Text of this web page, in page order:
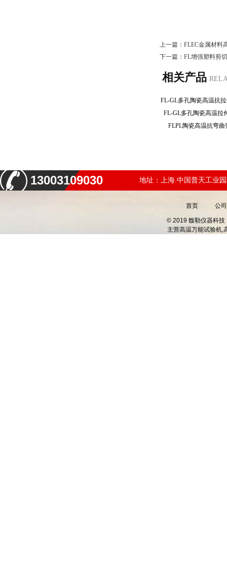
上一篇： FLEC金属材料
下一篇： FL增强塑料剪
相关产品
FL-GL多孔陶瓷高温
FLPL陶瓷高温抗弯
13003109030 地址：上海.中国普天工业
首页 公
© 2019 馥勒仪器科技
主营高温万能试验机,